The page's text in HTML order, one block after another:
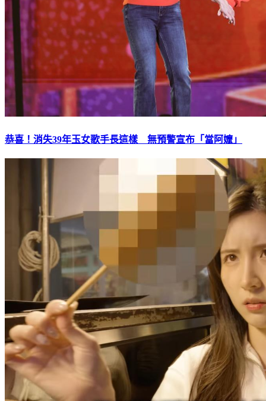
恭喜！消失39年玉女歌手長這樣 無預警宣布「當阿嬤」